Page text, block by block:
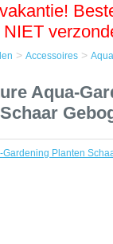
NIET
Gardening Planten
helpt u bij het
> Accessoires >
Aqua-
Schaar